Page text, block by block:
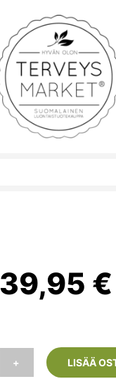
Terveysmarket
oli:
39,95 €
+ LISÄÄ